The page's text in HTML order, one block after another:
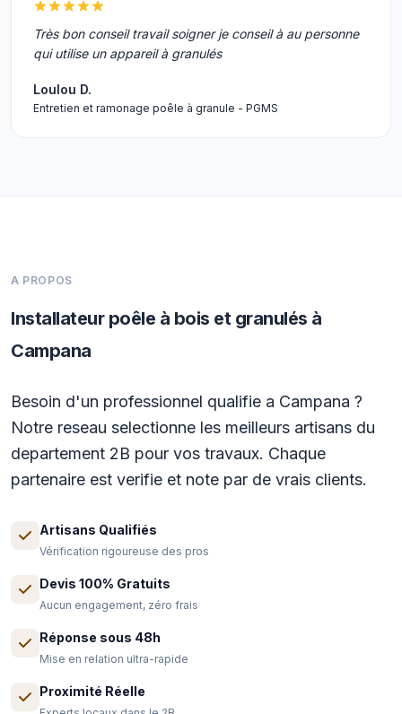
Très bon conseil travail soigner je conseil à au personne
qui utilise un appareil à granulés
Loulou D.
Entretien et ramonage poêle à granule - PGMS
A PROPOS
Installateur poêle à bois et granulés à
Campana
Besoin d'un professionnel qualifie a Campana ?
Notre reseau selectionne les meilleurs artisans du
departement 2B pour vos travaux. Chaque
partenaire est verifie et note par de vrais clients.
Artisans Qualifiés
Vérification rigoureuse des pros
Devis 100% Gratuits
Aucun engagement, zéro frais
Réponse sous 48h
Mise en relation ultra-rapide
Proximité Réelle